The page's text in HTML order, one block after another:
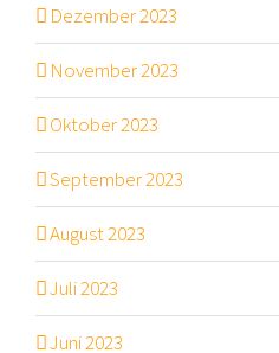
Dezember 2023
November 2023
Oktober 2023
September 2023
August 2023
Juli 2023
Juni 2023